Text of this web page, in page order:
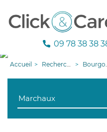
09 78 38 38
Accueil Recherche aide à domicile Bourgogne-Franche-Comté